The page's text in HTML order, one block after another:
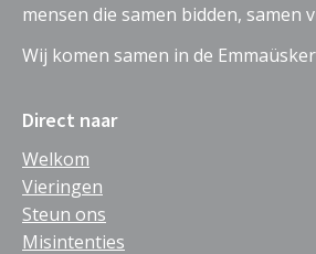
mensen die samen bidden, samen
Wij komen samen in de
Direct naar
Welkom
Vieringen
Steun ons
Misintenties